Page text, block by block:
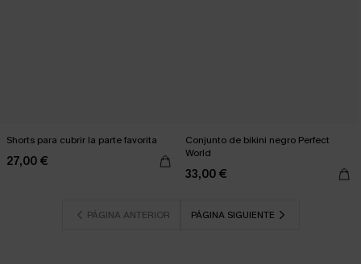
Shorts para cubrir la parte favorita
27,00 €
Conjunto de bikini negro Perfect
World
33,00 €
PÁGINA ANTERIOR PÁGINA SIGUIENTE